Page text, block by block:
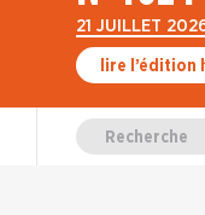
21 JUILLET
lire l’édition